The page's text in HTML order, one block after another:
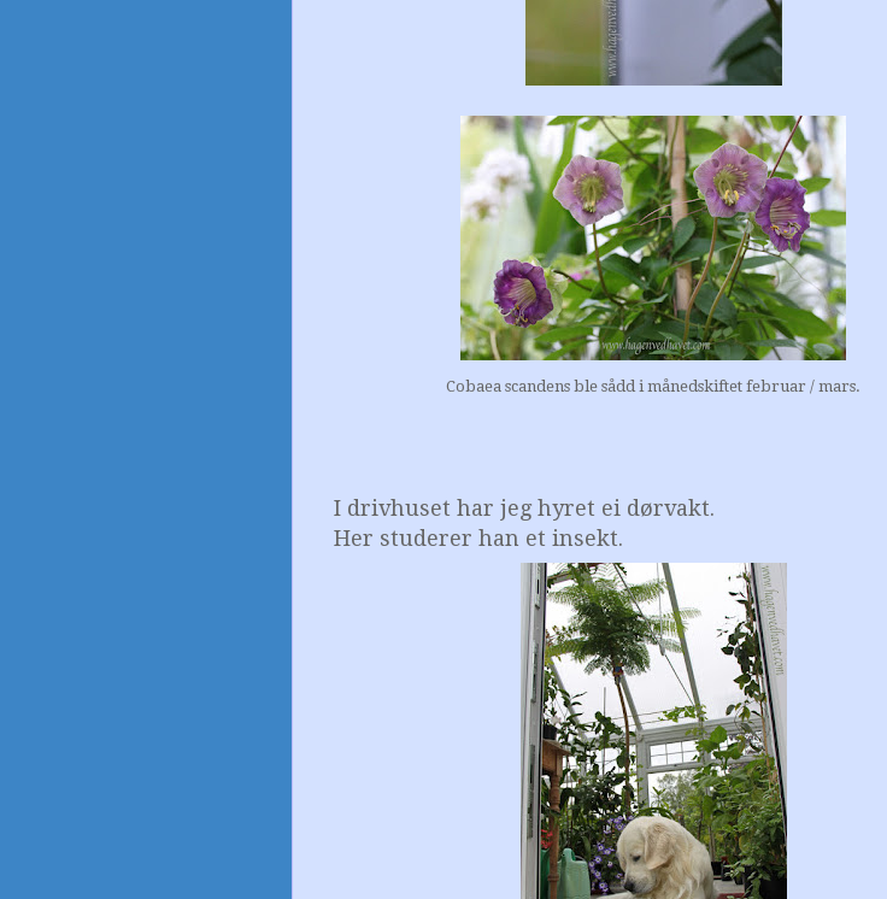
Cobaea scandens ble sådd i månedskiftet februar / mars.
I drivhuset har jeg hyret ei dørvakt.
Her studerer han et insekt.